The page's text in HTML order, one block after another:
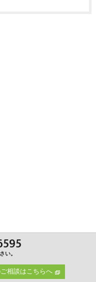
い。
相談はこちらへ